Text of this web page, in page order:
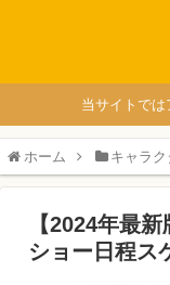
当サイトで
ホーム キャラ
【2024年最
ショー日程ス